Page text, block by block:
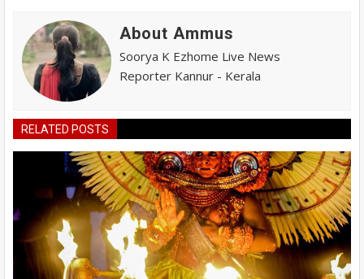
About Ammus
Soorya K Ezhome Live News
Reporter Kannur - Kerala
RELATED POSTS